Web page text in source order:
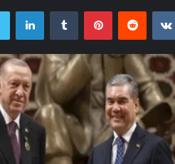
Twitter LinkedInTumblr PinterestReddit